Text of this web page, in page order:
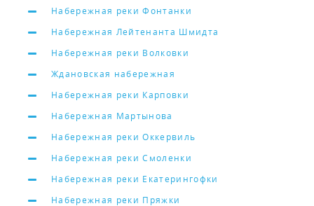
Набережная реки Фонтанки
Набережная Лейтенанта Шмидта
Набережная реки Волковки
Ждановская набережная
Набережная реки Карповки
Набережная Мартынова
Набережная реки Оккервиль
Набережная реки Смоленки
Набережная реки Екатерингофки
Набережная реки Пряжки